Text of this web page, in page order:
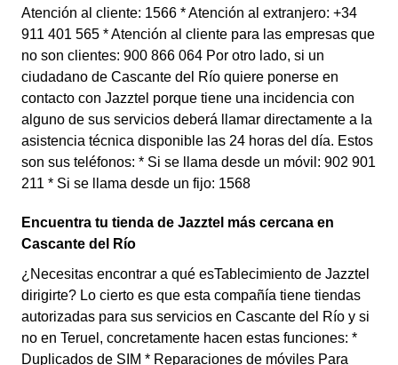
Atención al cliente: 1566 * Atención al extranjero: +34
911 401 565 * Atención al cliente para las empresas que
no son clientes: 900 866 064 Por otro lado, si un
ciudadano de Cascante del Río quiere ponerse en
contacto con Jazztel porque tiene una incidencia con
alguno de sus servicios deberá llamar directamente a la
asistencia técnica disponible las 24 horas del día. Estos
son sus teléfonos: * Si se llama desde un móvil: 902 901
211 * Si se llama desde un fijo: 1568
Encuentra tu tienda de Jazztel más cercana en
Cascante del Río
¿Necesitas encontrar a qué esTablecimiento de Jazztel
dirigirte? Lo cierto es que esta compañía tiene tiendas
autorizadas para sus servicios en Cascante del Río y si
no en Teruel, concretamente hacen estas funciones: *
Duplicados de SIM * Reparaciones de móviles Para